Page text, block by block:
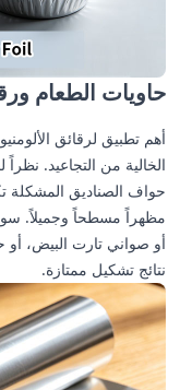
حاويات الطعام
الخالية من التجاعيد.
حواف الصناديق المشكلة
مظهراً مسطحاً وجميلاً.
نتائج تشكيل ممتازة.